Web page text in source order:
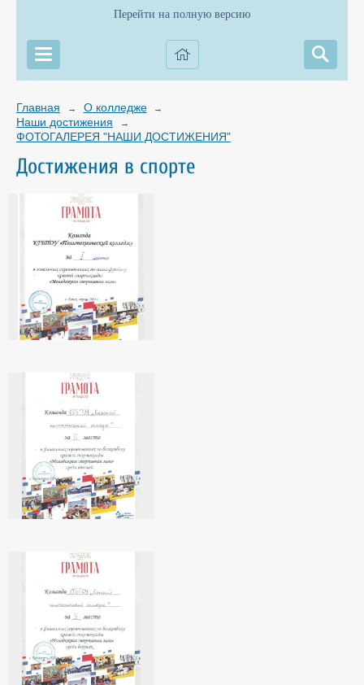
Перейти на полную версию
Главная → О колледже →
Наши достижения →
ФОТОГАЛЕРЕЯ "НАШИ ДОСТИЖЕНИЯ"
Достижения в спорте